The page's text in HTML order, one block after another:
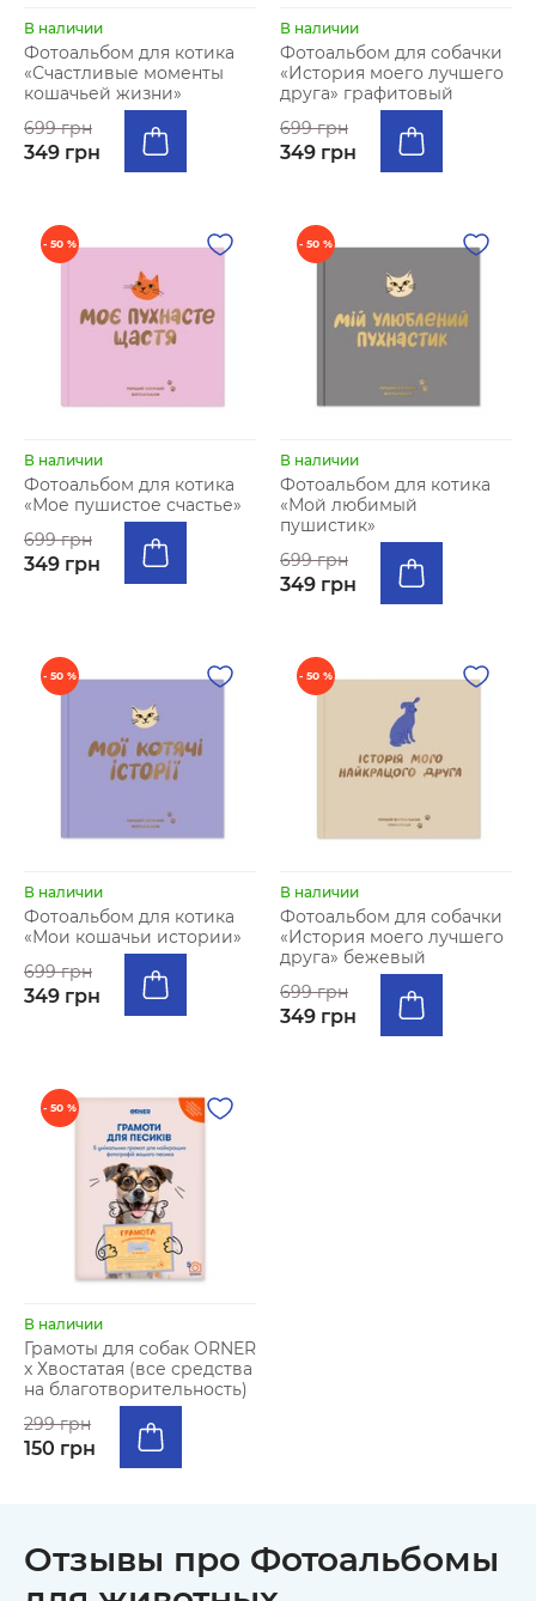
В наличии
Фотоальбом для котика
«Счастливые моменты
кошачьей жизни»
699 грн
349 грн
В наличии
Фотоальбом для собачки
«История моего лучшего
друга» графитовый
699 грн
349 грн
- 50 %
В наличии
Фотоальбом для котика
«Мое пушистое счастье»
699 грн
349 грн
- 50 %
В наличии
Фотоальбом для котика
«Мой любимый
пушистик»
699 грн
349 грн
- 50 %
В наличии
Фотоальбом для котика
«Мои кошачьи истории»
699 грн
349 грн
- 50 %
В наличии
Фотоальбом для собачки
«История моего лучшего
друга» бежевый
699 грн
349 грн
- 50 %
В наличии
Грамоты для собак ORNER
x Хвостатая (все средства
на благотворительность)
299 грн
150 грн
Отзывы про Фотоальбомы